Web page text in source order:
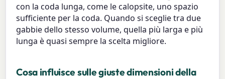
con la coda lunga, come le calopsite, uno spazio
sufficiente per la coda. Quando si sceglie tra due
gabbie dello stesso volume, quella più larga e più
lunga è quasi sempre la scelta migliore.
Cosa influisce sulle giuste dimensioni della